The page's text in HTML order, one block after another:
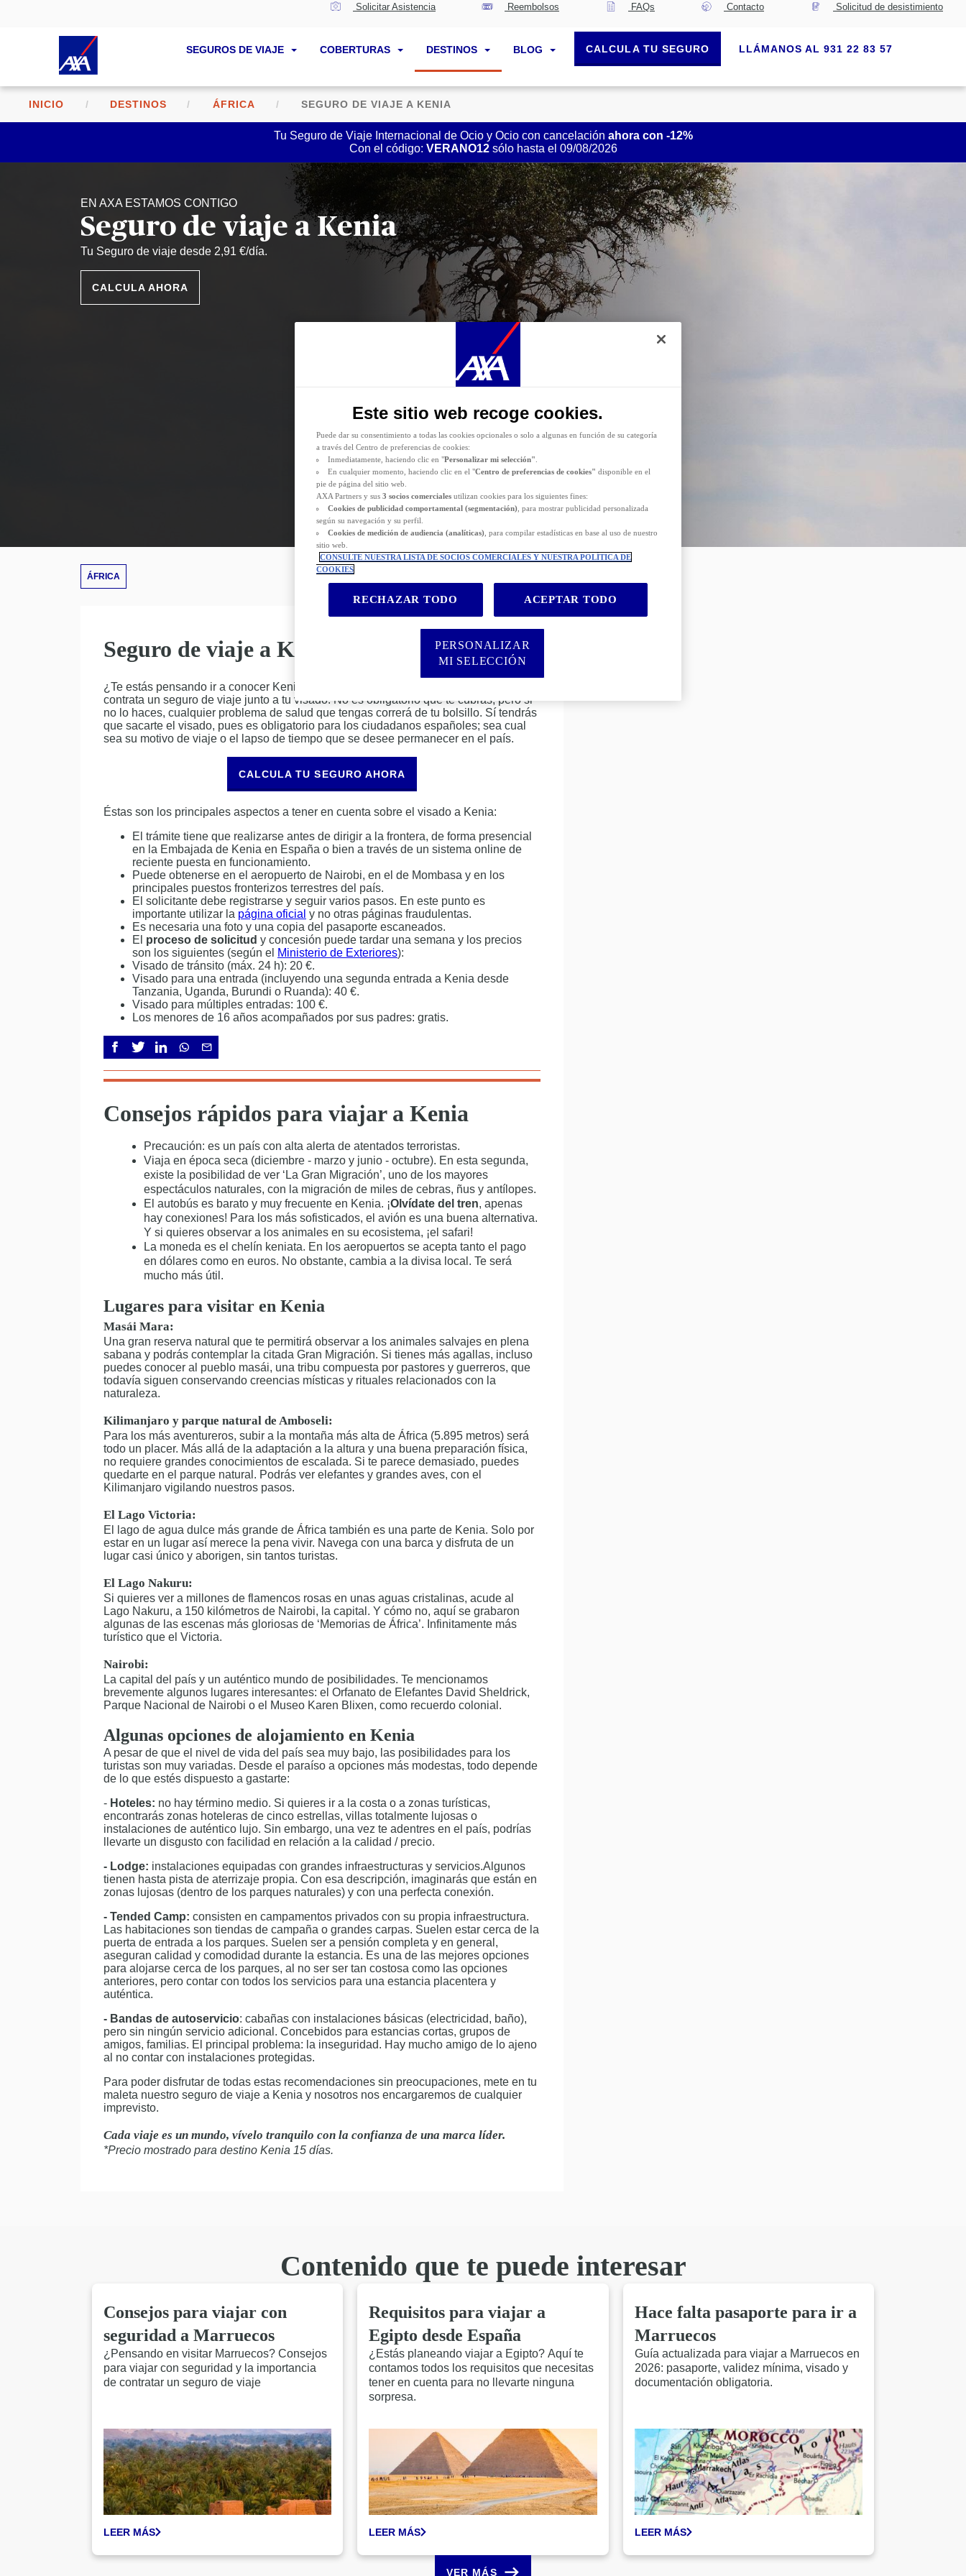
Solicitar Asistencia Reembolsos FAQs Contacto Solicitud de desistimiento
SEGUROS DE VIAJE COBERTURAS DESTINOS BLOG CALCULA TU SEGURO LLÁMANOS AL 931 22 83 57
INICIO DESTINOS ÁFRICA SEGURO DE VIAJE A KENIA
Tu Seguro de Viaje Internacional de Ocio y Ocio con cancelación ahora con -12%
Con el código: VERANO12sólo hasta el 09/08/2026
EN AXA ESTAMOS CONTIGO
Seguro de viaje a Kenia
Tu Seguro de viaje desde 2,91 €/día.
CALCULA AHORA
ÁFRICA
Seguro de viaje a Kenia
¿Te estás pensando ir a conocer Kenia? Da un paso hacia adelante, vacúnate y
contrata un seguro de viaje junto a tu visado. No es obligatorio que te cubras, pero si
no lo haces, cualquier problema de salud que tengas correrá de tu bolsillo. Sí tendrás
que sacarte el visado, pues es obligatorio para los ciudadanos españoles; sea cual
sea su motivo de viaje o el lapso de tiempo que se desee permanecer en el país.
CALCULA TU SEGURO AHORA
Éstas son los principales aspectos a tener en cuenta sobre el visado a Kenia:
El trámite tiene que realizarse antes de dirigir a la frontera, de forma presencial
en la Embajada de Kenia en España o bien a través de un sistema online de
reciente puesta en funcionamiento.
Puede obtenerse en el aeropuerto de Nairobi, en el de Mombasa y en los
principales puestos fronterizos terrestres del país.
El solicitante debe registrarse y seguir varios pasos. En este punto es
importante utilizar la página oficial y no otras páginas fraudulentas.
Es necesaria una foto y una copia del pasaporte escaneados.
El proceso de solicitud y concesión puede tardar una semana y los precios
son los siguientes (según el Ministerio de Exteriores):
Visado de tránsito (máx. 24 h): 20 €.
Visado para una entrada (incluyendo una segunda entrada a Kenia desde
Tanzania, Uganda, Burundi o Ruanda): 40 €.
Visado para múltiples entradas: 100 €.
Los menores de 16 años acompañados por sus padres: gratis.
Consejos rápidos para viajar a Kenia
Precaución: es un país con alta alerta de atentados terroristas.
Viaja en época seca (diciembre - marzo y junio - octubre). En esta segunda,
existe la posibilidad de ver ‘La Gran Migración’, uno de los mayores
espectáculos naturales, con la migración de miles de cebras, ñus y antílopes.
El autobús es barato y muy frecuente en Kenia. ¡Olvídate del tren, apenas
hay conexiones! Para los más sofisticados, el avión es una buena alternativa.
Y si quieres observar a los animales en su ecosistema, ¡el safari!
La moneda es el chelín keniata. En los aeropuertos se acepta tanto el pago
en dólares como en euros. No obstante, cambia a la divisa local. Te será
mucho más útil.
Lugares para visitar en Kenia
Masái Mara:
Una gran reserva natural que te permitirá observar a los animales salvajes en plena
sabana y podrás contemplar la citada Gran Migración. Si tienes más agallas, incluso
puedes conocer al pueblo masái, una tribu compuesta por pastores y guerreros, que
todavía siguen conservando creencias místicas y rituales relacionados con la
naturaleza.
Kilimanjaro y parque natural de Amboseli:
Para los más aventureros, subir a la montaña más alta de África (5.895 metros) será
todo un placer. Más allá de la adaptación a la altura y una buena preparación física,
no requiere grandes conocimientos de escalada. Si te parece demasiado, puedes
quedarte en el parque natural. Podrás ver elefantes y grandes aves, con el
Kilimanjaro vigilando nuestros pasos.
El Lago Victoria:
El lago de agua dulce más grande de África también es una parte de Kenia. Solo por
estar en un lugar así merece la pena vivir. Navega con una barca y disfruta de un
lugar casi único y aborigen, sin tantos turistas.
El Lago Nakuru:
Si quieres ver a millones de flamencos rosas en unas aguas cristalinas, acude al
Lago Nakuru, a 150 kilómetros de Nairobi, la capital. Y cómo no, aquí se grabaron
algunas de las escenas más gloriosas de ‘Memorias de África’. Infinitamente más
turístico que el Victoria.
Nairobi:
La capital del país y un auténtico mundo de posibilidades. Te mencionamos
brevemente algunos lugares interesantes: el Orfanato de Elefantes David Sheldrick,
Parque Nacional de Nairobi o el Museo Karen Blixen, como recuerdo colonial.
Algunas opciones de alojamiento en Kenia
A pesar de que el nivel de vida del país sea muy bajo, las posibilidades para los
turistas son muy variadas. Desde el paraíso a opciones más modestas, todo depende
de lo que estés dispuesto a gastarte:
- Hoteles: no hay término medio. Si quieres ir a la costa o a zonas turísticas,
encontrarás zonas hoteleras de cinco estrellas, villas totalmente lujosas o
instalaciones de auténtico lujo. Sin embargo, una vez te adentres en el país, podrías
llevarte un disgusto con facilidad en relación a la calidad / precio.
- Lodge: instalaciones equipadas con grandes infraestructuras y servicios.Algunos
tienen hasta pista de aterrizaje propia. Con esa descripción, imaginarás que están en
zonas lujosas (dentro de los parques naturales) y con una perfecta conexión.
- Tended Camp: consisten en campamentos privados con su propia infraestructura.
Las habitaciones son tiendas de campaña o grandes carpas. Suelen estar cerca de la
puerta de entrada a los parques. Suelen ser a pensión completa y en general,
aseguran calidad y comodidad durante la estancia. Es una de las mejores opciones
para alojarse cerca de los parques, al no ser ser tan costosa como las opciones
anteriores, pero contar con todos los servicios para una estancia placentera y
auténtica.
- Bandas de autoservicio: cabañas con instalaciones básicas (electricidad, baño),
pero sin ningún servicio adicional. Concebidos para estancias cortas, grupos de
amigos, familias. El principal problema: la inseguridad. Hay mucho amigo de lo ajeno
al no contar con instalaciones protegidas.
Para poder disfrutar de todas estas recomendaciones sin preocupaciones, mete en tu
maleta nuestro seguro de viaje a Kenia y nosotros nos encargaremos de cualquier
imprevisto.
Cada viaje es un mundo, vívelo tranquilo con la confianza de una marca líder.
*Precio mostrado para destino Kenia 15 días.
Contenido que te puede interesar
Consejos para viajar con
seguridad a Marruecos
¿Pensando en visitar Marruecos? Consejos
para viajar con seguridad y la importancia
de contratar un seguro de viaje
LEER MÁS
Requisitos para viajar a
Egipto desde España
¿Estás planeando viajar a Egipto? Aquí te
contamos todos los requisitos que necesitas
tener en cuenta para no llevarte ninguna
sorpresa.
LEER MÁS
Hace falta pasaporte para ir a
Marruecos
Guía actualizada para viajar a Marruecos en
2026: pasaporte, validez mínima, visado y
documentación obligatoria.
LEER MÁS
VER MÁS
Este sitio web recoge cookies.
cookies funcionales y técnicas
necesarias). También puede consentir el depósito de cookies opcionales, ya sea por parte de AXA
Partners o de terceros proveedores, para los fines descritos a continuación.
(estrictamente necesarias) se eliminan durante la navegación por el
sitio web. AXA Partners o terceros proveedores pueden depositar cookies opcionales para los fines que
Tiene la posibilidad deaceptaro rechazar el depósito de cookies. Almacenaremos sus preferencias
Puede dar su consentimiento a todas las cookies opcionales o solo a algunas en función de su categoría
a través del Centro de preferencias de cookies:
Inmediatamente, haciendo clic en "Personalizar mi selección"
En cualquier momento, haciendo clic en el "Centro de preferencias de cookies" disponible en el
pie de página del sitio web.
AXA Partners y sus3 socios comerciales utilizan cookies para los siguientes fines:
Cookies de publicidad comportamental (segmentación), para mostrar publicidad personalizada
según su navegación y su perfil.
Cookies de medición de audiencia (analíticas), para compilar estadísticas en base al uso de nuestro
sitio web.
CONSULTE NUESTRA LISTA DE SOCIOS COMERCIALES Y NUESTRA POLÍTICA DE
COOKIES
PERSONALIZAR
MI SELECCIÓN
RECHAZAR TODO ACEPTAR TODO